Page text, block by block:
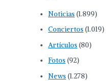
Noticias (1.899)
Conciertos (1.019)
Artículos (80)
Fotos (92)
News (1.278)